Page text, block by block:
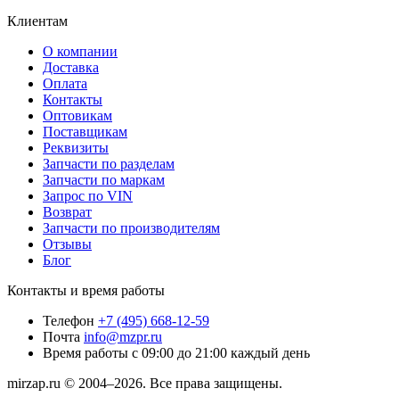
Клиентам
О компании
Доставка
Оплата
Контакты
Оптовикам
Поставщикам
Реквизиты
Запчасти по разделам
Запчасти по маркам
Запрос по VIN
Возврат
Запчасти по производителям
Отзывы
Блог
Контакты и время работы
Телефон +7 (495) 668-12-59
Почта info@mzpr.ru
Время работы с 09:00 до 21:00 каждый день
mirzap.ru © 2004–2026. Все права защищены.